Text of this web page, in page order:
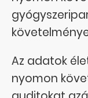
Az adatok
nyomon